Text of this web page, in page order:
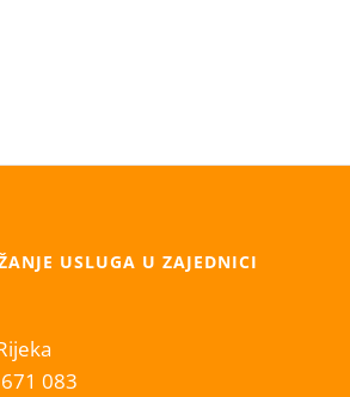
USLUGA U ZAJEDNICI
083